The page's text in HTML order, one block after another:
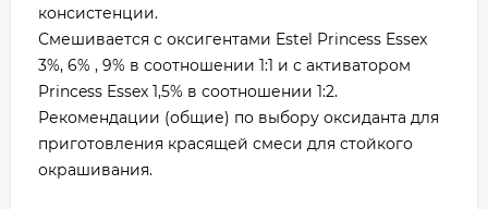
консистенции.
Смешивается с оксигентами Estel Princess Essex
3%, 6% , 9% в соотношении 1:1 и с активатором
Princess Essex 1,5% в соотношении 1:2.
Рекомендации (общие) по выбору оксиданта для
приготовления красящей смеси для стойкого
окрашивания.